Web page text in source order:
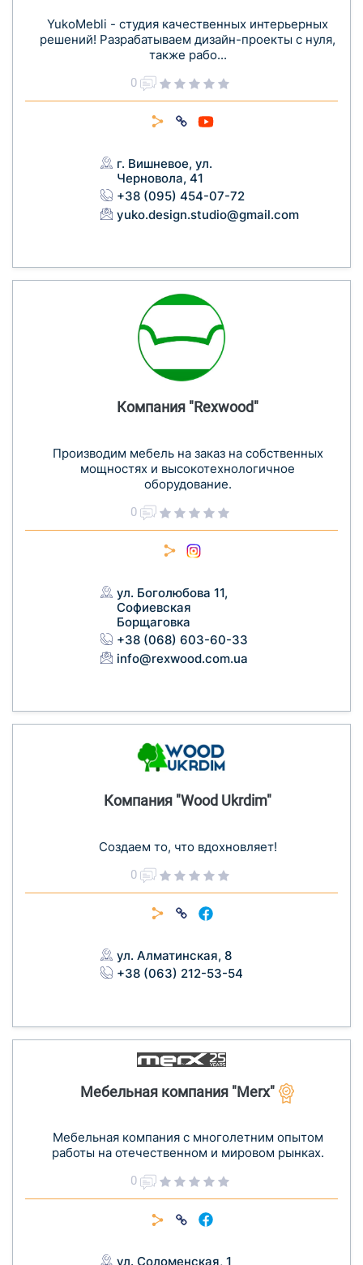
YukoMebli - студия качественных интерьерных
решений! Разрабатываем дизайн-проекты с нуля,
также рабо...
0
г. Вишневое, ул.
Черновола, 41
+38 (095) 454-07-72
yuko.design.studio@gmail.com
Компания "Rexwood"
Производим мебель на заказ на собственных
мощностях и высокотехнологичное
оборудование.
0
ул. Боголюбова 11,
Софиевская
Борщаговка
+38 (068) 603-60-33
info@rexwood.com.ua
Компания "Wood Ukrdim"
Создаем то, что вдохновляет!
0
ул. Алматинская, 8
+38 (063) 212-53-54
Мебельная компания "Merx"
Мебельная компания с многолетним опытом
работы на отечественном и мировом рынках.
0
ул. Соломенская, 1